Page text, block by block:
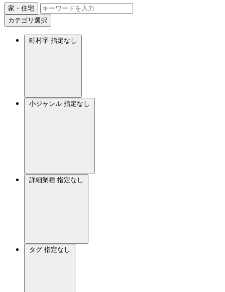
家・住宅
カテゴリ選択
町村字 指定なし
小ジャンル 指定なし
詳細業種 指定なし
タグ 指定なし